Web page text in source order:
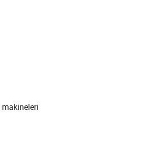
makineleri